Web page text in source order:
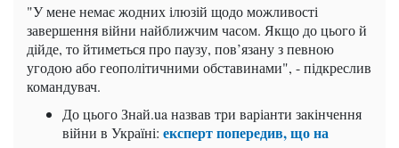
"У мене немає жодних ілюзій щодо можливості
завершення війни найближчим часом. Якщо до цього й
дійде, то йтиметься про паузу, пов’язану з певною
угодою або геополітичними обставинами", - підкреслив
командувач.
До цього Знай.ua назвав три варіанти закінчення
війни в Україні: експерт попередив, що на